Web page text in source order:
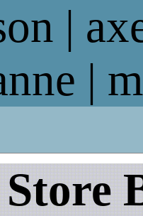
|
|
Store